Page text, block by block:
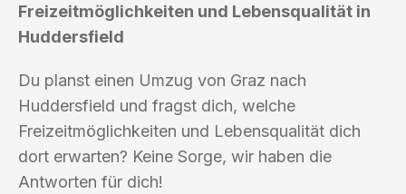
Freizeitmöglichkeiten und Lebensqualität in
Huddersfield
Du planst einen Umzug von Graz nach
Huddersfield und fragst dich, welche
Freizeitmöglichkeiten und Lebensqualität dich
dort erwarten? Keine Sorge, wir haben die
Antworten für dich!